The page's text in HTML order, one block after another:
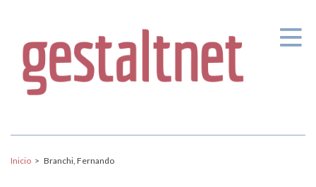
Inicio > Branchi, Fernando